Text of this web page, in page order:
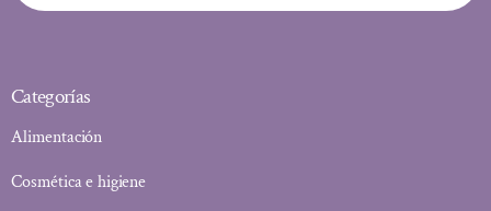
Categorías
Alimentación
Cosmética e higiene